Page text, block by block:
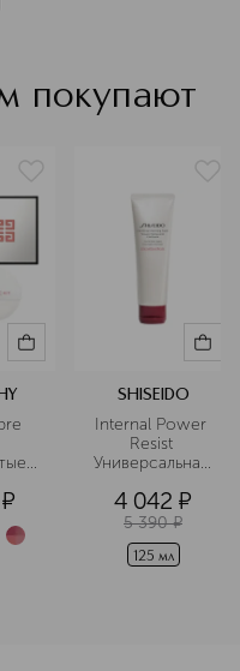
покупают
¤
SHISEIDO
Internal Power
Resist
Универсальная
пенка
4 042 ¤
5 390 ¤
125 мл